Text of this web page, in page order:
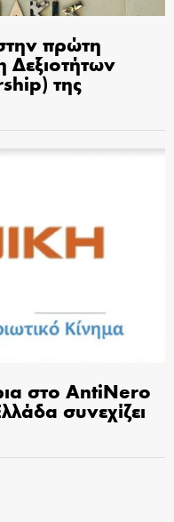
πρώτη
Δεξιοτήτων
της
στο AntiNero
συνεχίζει